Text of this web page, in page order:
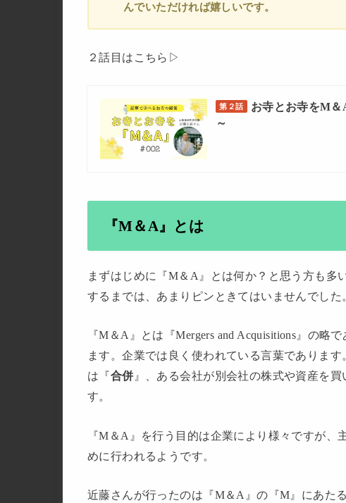
んでいただければ嬉しいです。
２話目はこちら▷
第２話
お寺とお寺をM＆
～
『M＆A』とは
まずはじめに『M＆A』とは何か？と思う方も多
するまでは、あまりピンときてはいませんでした。
『M＆A』とは『Mergers and Acquisitions』の略
ます。企業では良く使われている言葉でありま
は『合併』、ある会社が別会社の株式や資産を
す。
『M＆A』を行う目的は企業により様々ですが
めに行われるようです。
近藤さんが行ったのは『M＆A』の『M』にあた